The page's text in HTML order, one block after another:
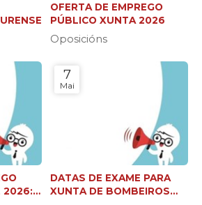
OFERTA DE EMPREGO
PÚBLICO XUNTA 2026
Oposicións
2026:
7
Mai
DATAS DE EXAME PARA
XUNTA DE BOMBEIROS